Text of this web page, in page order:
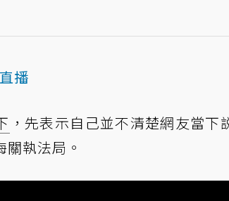
播
，先表示自己並不清楚網友當
執法局。